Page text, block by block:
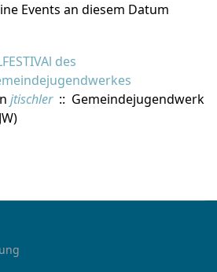
Events an diesem Datum
des
jtischler:: Gemeindejugendwerk